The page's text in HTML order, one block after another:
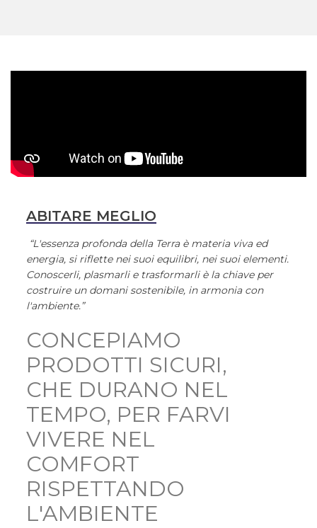
ABITARE MEGLIO
“L'essenza profonda della Terra è materia viva ed
energia, si riflette nei suoi equilibri, nei suoi elementi.
Conoscerli, plasmarli e trasformarli è la chiave per
costruire un domani sostenibile, in armonia con
l'ambiente.”
CONCEPIAMO
PRODOTTI SICURI,
CHE DURANO NEL
TEMPO, PER FARVI
VIVERE NEL
COMFORT
RISPETTANDO
L'AMBIENTE